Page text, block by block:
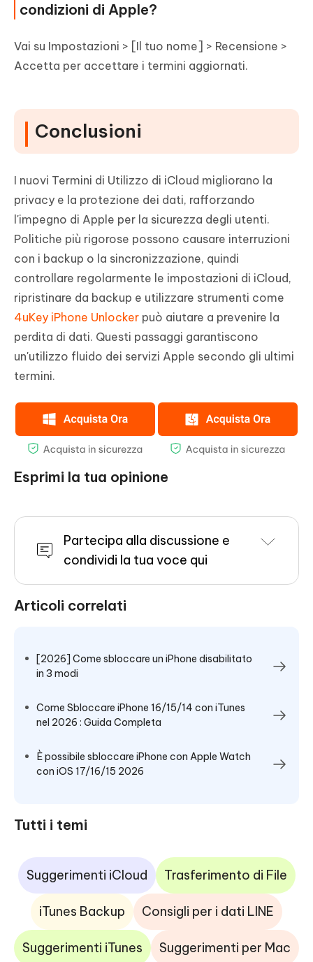
condizioni di Apple?
Vai su Impostazioni > [Il tuo nome] > Recensione >
Accetta per accettare i termini aggiornati.
Conclusioni
I nuovi Termini di Utilizzo di iCloud migliorano la
privacy e la protezione dei dati, rafforzando
l'impegno di Apple per la sicurezza degli utenti.
Politiche più rigorose possono causare interruzioni
con i backup o la sincronizzazione, quindi
controllare regolarmente le impostazioni di iCloud,
ripristinare da backup e utilizzare strumenti come
4uKey iPhone Unlocker può aiutare a prevenire la
perdita di dati. Questi passaggi garantiscono
un'utilizzo fluido dei servizi Apple secondo gli ultimi
termini.
Esprimi la tua opinione
Partecipa alla discussione e
condividi la tua voce qui
Articoli correlati
[2026] Come sbloccare un iPhone disabilitato
in 3 modi
Come Sbloccare iPhone 16/15/14 con iTunes
nel 2026 : Guida Completa
È possibile sbloccare iPhone con Apple Watch
con iOS 17/16/15 2026
Tutti i temi
Suggerimenti iCloud Trasferimento di File
iTunes Backup Consigli per i dati LINE
Suggerimenti iTunes Suggerimenti per Mac